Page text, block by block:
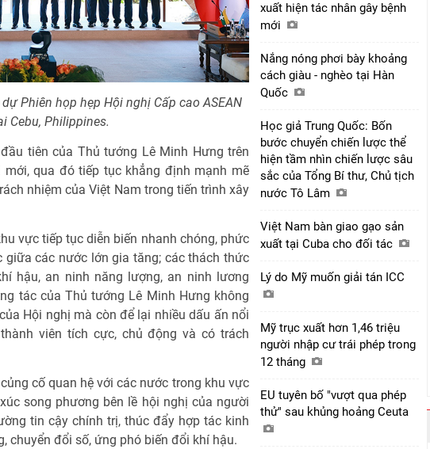
Phiên họp hẹp Hội nghị Cấp cao ASEAN
Cebu, Philippines.
tiên của Thủ tướng Lê Minh Hưng trên
qua đó tiếp tục khẳng định mạnh mẽ
nhiệm của Việt Nam trong tiến trình xây
vực tiếp tục diễn biến nhanh chóng, phức
giữa các nước lớn gia tăng; các thách thức
hậu, an ninh năng lượng, an ninh lương
tác của Thủ tướng Lê Minh Hưng không
Hội nghị mà còn để lại nhiều dấu ấn nổi
viên tích cực, chủ động và có trách
cố quan hệ với các nước trong khu vực
song phương bên lề hội nghị của người
tin cậy chính trị, thúc đẩy hợp tác kinh
chuyển đổi số, ứng phó biến đổi khí hậu.
xuất hiện tác nhân gây bệnh
mới
Nắng nóng phơi bày khoảng
cách giàu - nghèo tại Hàn
Quốc
Học giả Trung Quốc: Bốn
bước chuyển chiến lược thể
hiện tầm nhìn chiến lược sâu
sắc của Tổng Bí thư, Chủ tịch
nước Tô Lâm
Việt Nam bàn giao gạo sản
xuất tại Cuba cho đối tác
Lý do Mỹ muốn giải tán ICC
Mỹ trục xuất hơn 1,46 triệu
người nhập cư trái phép trong
12 tháng
EU tuyên bố "vượt qua phép
thử" sau khủng hoảng Ceuta